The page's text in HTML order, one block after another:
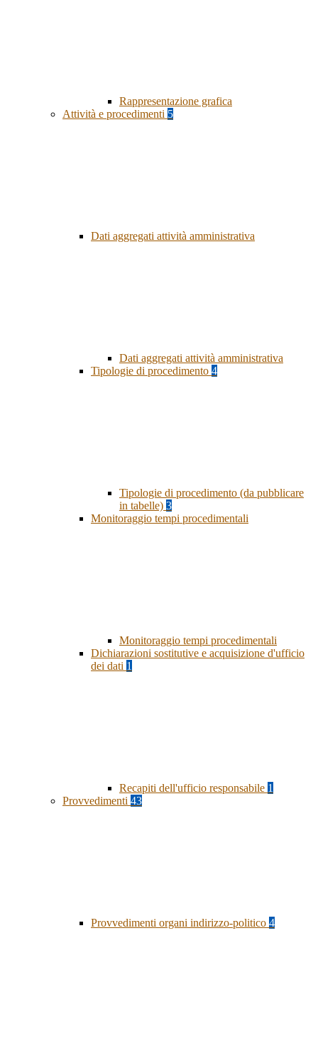
Rappresentazione grafica
Attività e procedimenti 5
Dati aggregati attività amministrativa
Dati aggregati attività amministrativa
Tipologie di procedimento 4
Tipologie di procedimento (da pubblicare
in tabelle) 3
Monitoraggio tempi procedimentali
Monitoraggio tempi procedimentali
Dichiarazioni sostitutive e acquisizione d'ufficio
dei dati 1
Recapiti dell'ufficio responsabile 1
Provvedimenti 43
Provvedimenti organi indirizzo-politico 4